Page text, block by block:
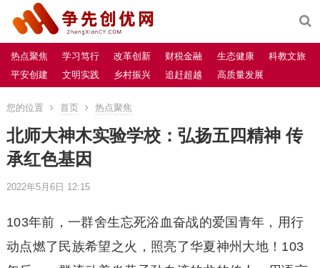
热点聚焦 学习笃行 改革创新 财税金融 生态健康
科教文旅
平安创建
文明实践 乡村振兴 追赶超越 高质量发展
您的位置 首页 热点聚焦
北师大神木实验学校：弘扬五四精神 传
承红色基因
2022年5月6日 12:15
103年前，一群舍生忘死浴血奋战的爱国青年，用行
动点燃了民族希望之火，照亮了华夏神州大地！103